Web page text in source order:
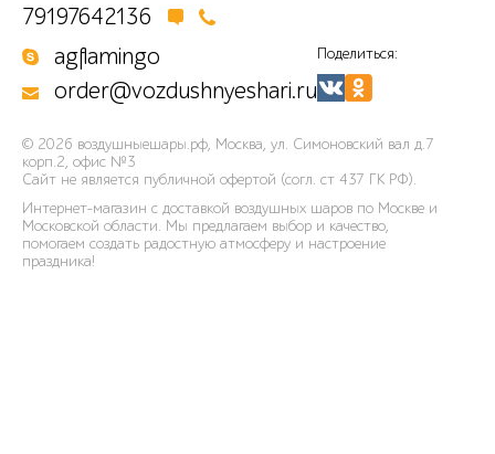
79197642136
agflamingo
order@vozdushnyeshari.ru
Поделиться:
© 2026 воздушныешары.рф, Москва, ул. Симоновский вал д.7
корп.2, офис №3
Сайт не является публичной офертой (согл. ст 437 ГК РФ).
Интернет-магазин с доставкой воздушных шаров по Москве и
Московской области. Мы предлагаем выбор и качество,
помогаем создать радостную атмосферу и настроение
праздника!